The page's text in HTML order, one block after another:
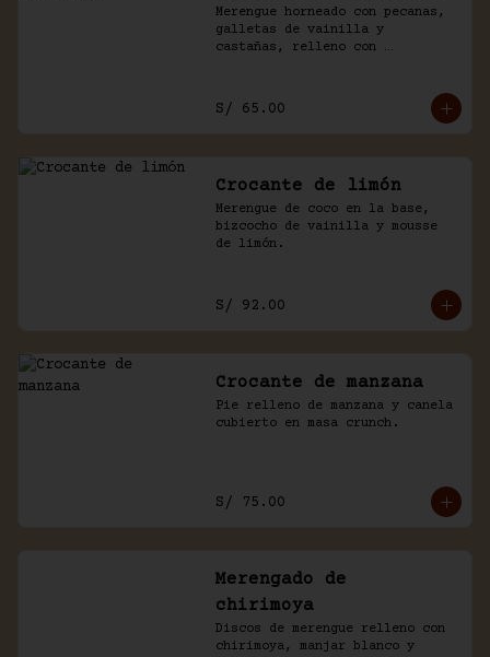
Merengue horneado con pecanas,
galletas de vainilla y
castañas, relleno con
S/ 65.00
Crocante de limón
Merengue de coco en la base,
bizcocho de vainilla y mousse
de limón.
S/ 92.00
Crocante de manzana
Pie relleno de manzana y canela
cubierto en masa crunch.
S/ 75.00
Merengado de
chirimoya
Discos de merengue relleno con
chirimoya, manjar blanco y